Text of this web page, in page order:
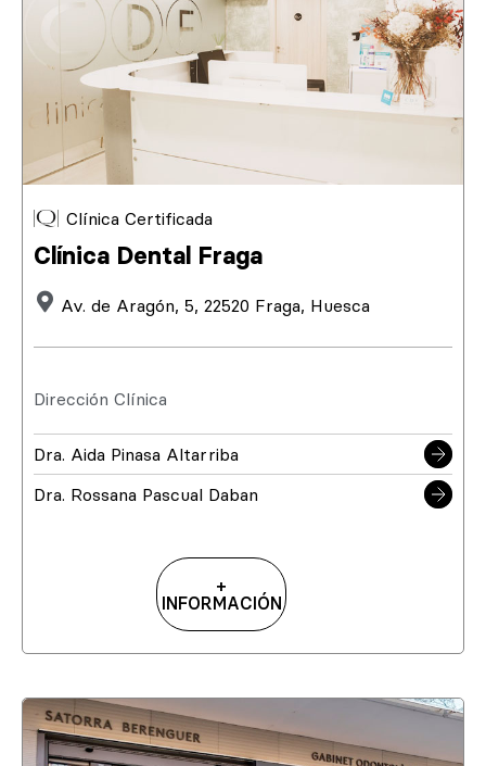
Clínica Certificada
Clínica Dental Fraga
Av. de Aragón, 5, 22520 Fraga, Huesca
Dirección Clínica
Dra. Aida Pinasa Altarriba
Dra. Rossana Pascual Daban
+
INFORMACIÓN